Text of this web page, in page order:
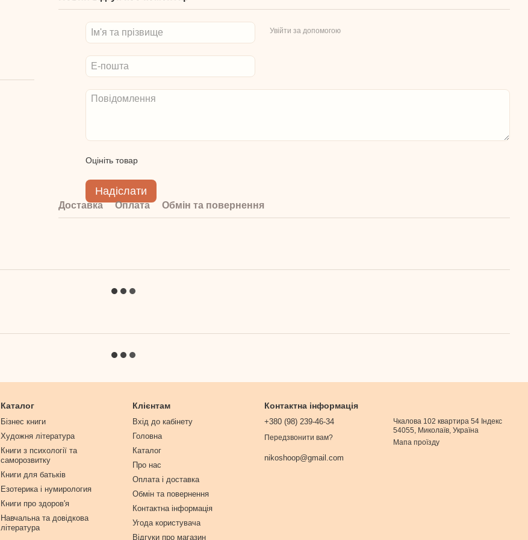
Увійти за допомогою
Оцініть товар
Надіслати
Доставка Оплата Обмін та повернення
Каталог
Бізнес книги
Художня література
Книги з психології та
саморозвитку
Книги для батьків
Езотерика і нумирология
Книги про здоров'я
Навчальна та довідкова
література
Клієнтам
Вхід до кабінету
Головна
Каталог
Про нас
Оплата і доставка
Обмін та повернення
Контактна інформація
Угода користувача
Відгуки про магазин
Контактна інформація
+380 (98) 239-46-34
Передзвонити вам?
nikoshoop@gmail.com
Чкалова 102 квартира 54 Індекс
54055, Миколаїв, Україна
Мапа проїзду